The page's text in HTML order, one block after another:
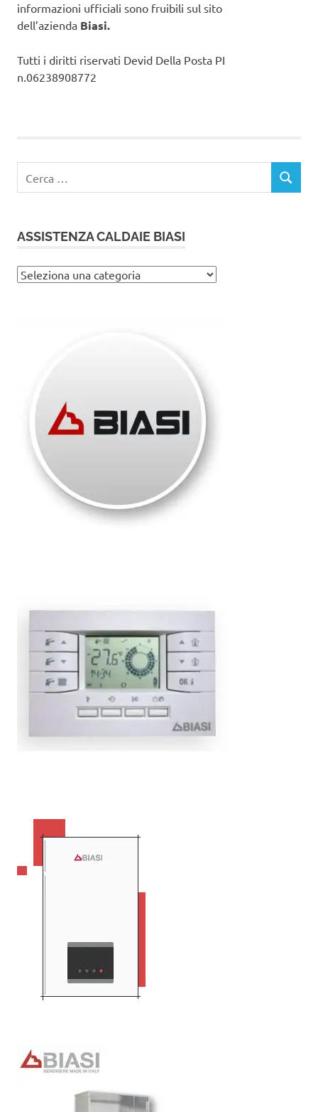
informazioni ufficiali sono fruibili sul sito
dell’azienda Biasi.
Tutti i diritti riservati Devid Della Posta PI
n.06238908772
per:
CERCA
ASSISTENZA CALDAIE BIASI
Assistenza